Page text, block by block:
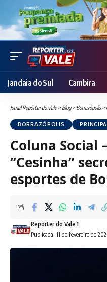
Jandaia do Sul Cambira
Jornal Repórter do Vale> Blog> Borrazópolis>
BORRAZÓPOLIS
Coluna Social
“Cesinha”
esportes de
Publicada: 11 de fevereiro de
Reporter do Vale 1